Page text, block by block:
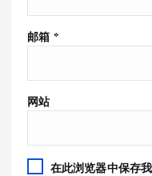
邮箱 *
网站
在此浏览器中保存